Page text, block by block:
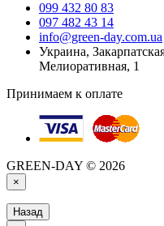
099 432 80 83
097 482 43 14
info@green-day.com.ua
Украина,
Мелиоративная, 1
Принимаем к оплате
GREEN-DAY © 2026
×
Назад